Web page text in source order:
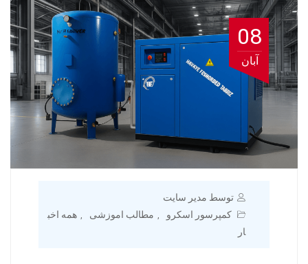
08
آبان
توسط مدیر سایت
کمپرسور اسکرو
, مطالب اموزشی , همه اخب
ار